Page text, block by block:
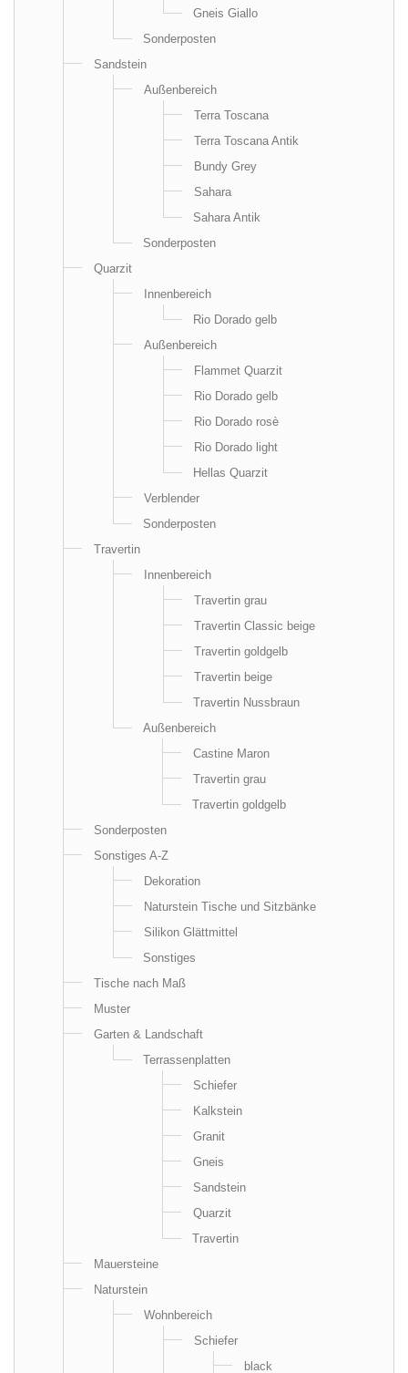
Gneis Giallo
Sonderposten
Sandstein
Außenbereich
Terra Toscana
Terra Toscana Antik
Bundy Grey
Sahara
Sahara Antik
Sonderposten
Quarzit
Innenbereich
Rio Dorado gelb
Außenbereich
Flammet Quarzit
Rio Dorado gelb
Rio Dorado rosè
Rio Dorado light
Hellas Quarzit
Verblender
Sonderposten
Travertin
Innenbereich
Travertin grau
Travertin Classic beige
Travertin goldgelb
Travertin beige
Travertin Nussbraun
Außenbereich
Castine Maron
Travertin grau
Travertin goldgelb
Sonderposten
Sonstiges A-Z
Dekoration
Naturstein Tische und Sitzbänke
Silikon Glättmittel
Sonstiges
Tische nach Maß
Muster
Garten & Landschaft
Terrassenplatten
Schiefer
Kalkstein
Granit
Gneis
Sandstein
Quarzit
Travertin
Mauersteine
Naturstein
Wohnbereich
Schiefer
black